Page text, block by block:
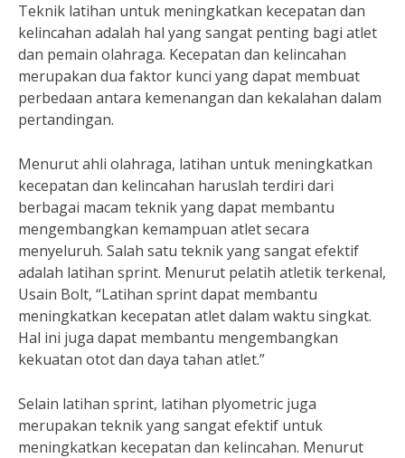
Teknik latihan untuk meningkatkan kecepatan dan
kelincahan adalah hal yang sangat penting bagi atlet
dan pemain olahraga. Kecepatan dan kelincahan
merupakan dua faktor kunci yang dapat membuat
perbedaan antara kemenangan dan kekalahan dalam
pertandingan.
Menurut ahli olahraga, latihan untuk meningkatkan
kecepatan dan kelincahan haruslah terdiri dari
berbagai macam teknik yang dapat membantu
mengembangkan kemampuan atlet secara
menyeluruh. Salah satu teknik yang sangat efektif
adalah latihan sprint. Menurut pelatih atletik terkenal,
Usain Bolt, “Latihan sprint dapat membantu
meningkatkan kecepatan atlet dalam waktu singkat.
Hal ini juga dapat membantu mengembangkan
kekuatan otot dan daya tahan atlet.”
Selain latihan sprint, latihan plyometric juga
merupakan teknik yang sangat efektif untuk
meningkatkan kecepatan dan kelincahan. Menurut